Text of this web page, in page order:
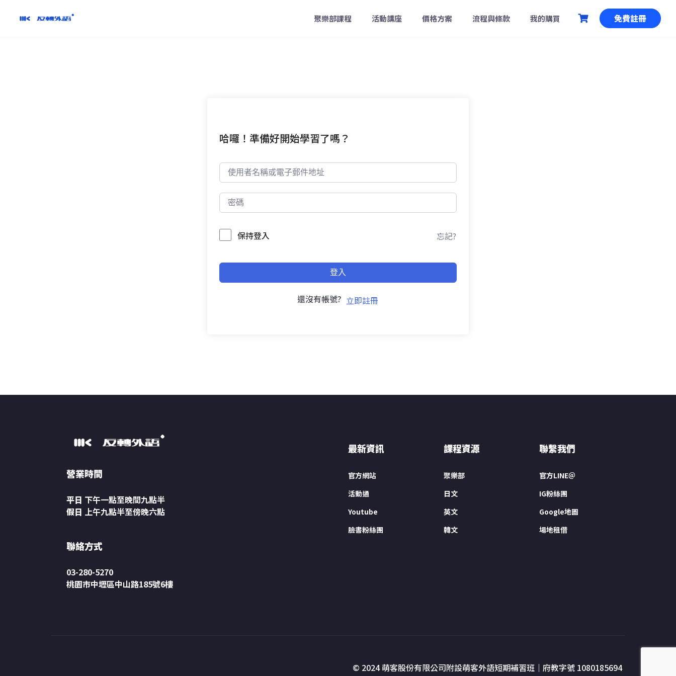
聚樂部課程 活動講座 價格方案 流程與條款 我的購買 免費註冊
哈囉！準備好開始學習了嗎？
保持登入 忘記?
登入
還沒有帳號? 立即註冊
營業時間
平日 下午一點至晚間九點半
假日 上午九點半至傍晚六點
聯絡方式
03-280-5270
桃園市中壢區中山路185號6樓
最新資訊
官方網站
活動通
Youtube
臉書粉絲團
課程資源
聚樂部
日文
英文
韓文
聯繫我們
官方LINE＠
IG粉絲團
Google地圖
場地租借
© 2024 萌客股份有限公司附設萌客外語短期補習班｜府教字號 1080185694